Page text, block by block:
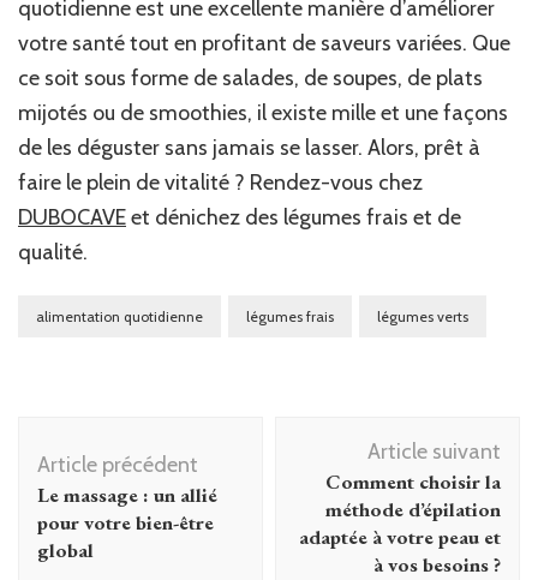
quotidienne est une excellente manière d’améliorer
votre santé tout en profitant de saveurs variées. Que
ce soit sous forme de salades, de soupes, de plats
mijotés ou de smoothies, il existe mille et une façons
de les déguster sans jamais se lasser. Alors, prêt à
faire le plein de vitalité ? Rendez-vous chez
DUBOCAVEet dénichez des légumes frais et de
qualité.
alimentation quotidienne légumes frais légumes verts
d'article
Article précédent
Le massage : un allié
pour votre bien-être
global
Article suivant
Comment choisir la
méthode d’épilation
adaptée à votre peau et
à vos besoins ?